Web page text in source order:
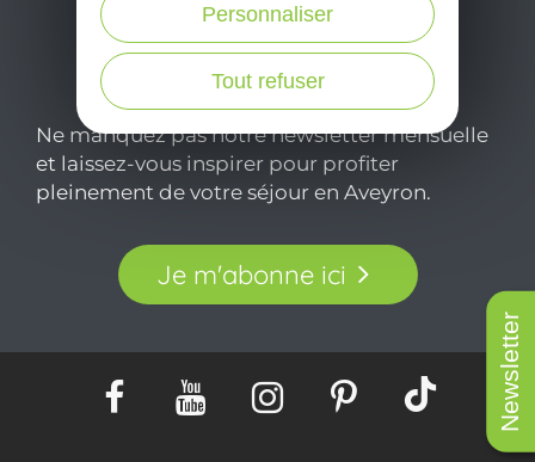
Newsletter
Ne manquez pas notre newsletter mensuelle
et laissez-vous inspirer pour profiter
pleinement de votre séjour en Aveyron.
Je m'abonne ici
Tout refuser
Personnaliser